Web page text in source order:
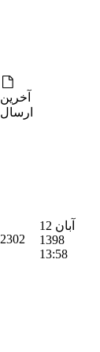
آخرين
ارسال
2302
12 آبان
1398
13:58